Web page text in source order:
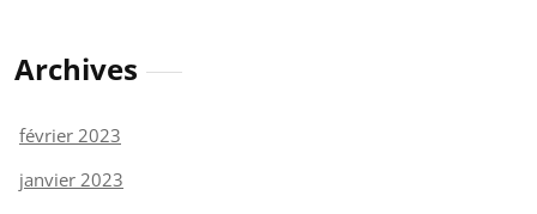
Archives
février 2023
janvier 2023